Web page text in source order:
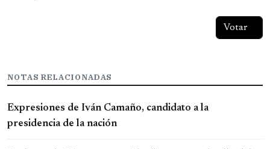
NOTAS RELACIONADAS
Expresiones de Iván Camaño, candidato a la
presidencia de la nación